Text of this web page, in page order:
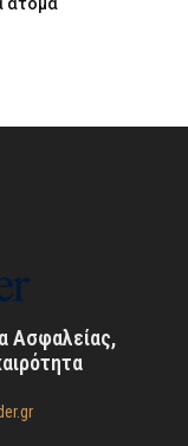
άτομα
Ασφαλείας,